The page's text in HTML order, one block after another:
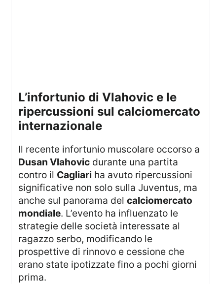
l’infortunio di Vlahovic e le
ripercussioni sul calciomercato
internazionale
Il recente infortunio muscolare occorso a
Dusan Vlahovic durante una partita
contro il Cagliari ha avuto ripercussioni
significative non solo sulla Juventus, ma
anche sul panorama delcalciomercato
mondiale. L’evento ha influenzato le
strategie delle società interessate al
ragazzo serbo, modificando le
prospettive di rinnovo e cessione che
erano state ipotizzate fino a pochi giorni
prima.